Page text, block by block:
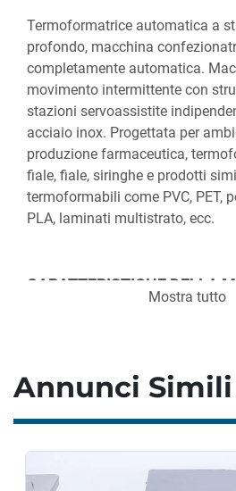
Termoformatrice automatica a
profondo, macchina
completamente automatica.
movimento intermittente con
stazioni servoassistite
acciaio inox. Progettata per
produzione farmaceutica,
fiale, fiale, siringhe e prodotti
termoformabili come PVC, PET,
PLA, laminati multistrato, ecc.
CARATTERISTICHE DELLA
Cambio formato senza
Stazioni macchina
place dei prodotti
Mostra tutto
Annunci Simili